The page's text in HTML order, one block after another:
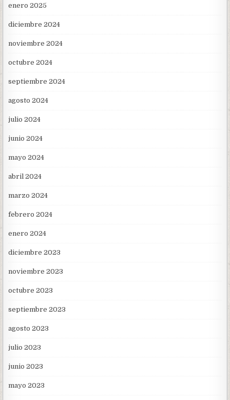
enero 2025
diciembre 2024
noviembre 2024
octubre 2024
septiembre 2024
agosto 2024
julio 2024
junio 2024
mayo 2024
abril 2024
marzo 2024
febrero 2024
enero 2024
diciembre 2023
noviembre 2023
octubre 2023
septiembre 2023
agosto 2023
julio 2023
junio 2023
mayo 2023